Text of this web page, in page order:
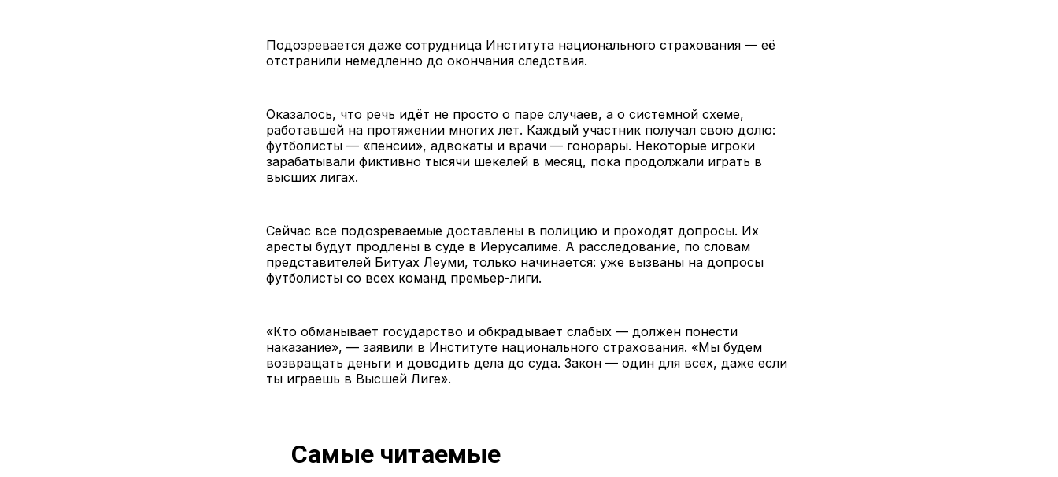
Подозревается даже сотрудница Института национального страхования — её
отстранили немедленно до окончания следствия.
Оказалось, что речь идёт не просто о паре случаев, а о системной схеме,
работавшей на протяжении многих лет. Каждый участник получал свою долю:
футболисты — «пенсии», адвокаты и врачи — гонорары. Некоторые игроки
зарабатывали фиктивно тысячи шекелей в месяц, пока продолжали играть в
высших лигах.
Сейчас все подозреваемые доставлены в полицию и проходят допросы. Их
аресты будут продлены в суде в Иерусалиме. А расследование, по словам
представителей Битуах Леуми, только начинается: уже вызваны на допросы
футболисты со всех команд премьер-лиги.
«Кто обманывает государство и обкрадывает слабых — должен понести
наказание», — заявили в Институте национального страхования. «Мы будем
возвращать деньги и доводить дела до суда. Закон — один для всех, даже если
ты играешь в Высшей Лиге».
Самые читаемые